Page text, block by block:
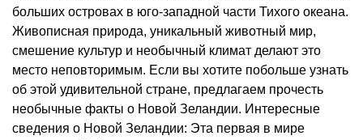
больших островах в юго-западной части Тихого океана.
Живописная природа, уникальный животный мир,
смешение культур и необычный климат делают это
место неповторимым. Если вы хотите побольше узнать
об этой удивительной стране, предлагаем прочесть
необычные факты о Новой Зеландии. Интересные
сведения о Новой Зеландии: Эта первая в мире